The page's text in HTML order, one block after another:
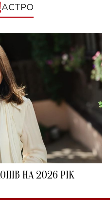
АСТРО
НА 2026 РІК